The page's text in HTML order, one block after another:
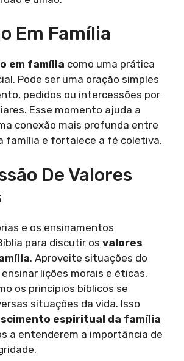
Em Família
em família como uma prática
Pode ser uma oração simples
pedidos ou intercessões por
Esse momento ajuda a
conexão mais profunda entre
família e fortalece a fé coletiva.
De Valores
e os ensinamentos
para discutir os valores
. Aproveite situações do
lições morais e éticas,
os princípios bíblicos se
situações da vida. Isso
espiritual da família
a entenderem a importância de